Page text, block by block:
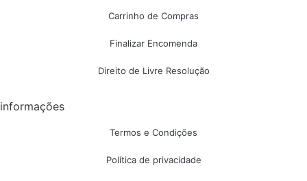
Carrinho de Compras
Finalizar Encomenda
Direito de Livre Resolução
informações
Termos e Condições
Política de privacidade